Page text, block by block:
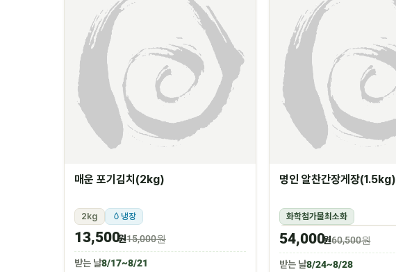
매운 포기김치(2kg)
2kg 냉장
13,500원15,000원
받는 날8/17~8/21
명인 알찬간장게장(1.5kg)
화학첨가물최소화
1.5kg(꽃게450g,장물1,050g)
54,000원60,500원
받는 날8/24~8/28